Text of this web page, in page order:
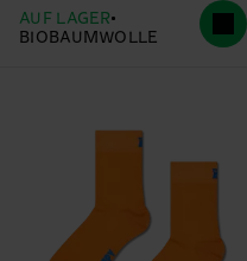
AUF LAGER
BIOBAUMWOLLE